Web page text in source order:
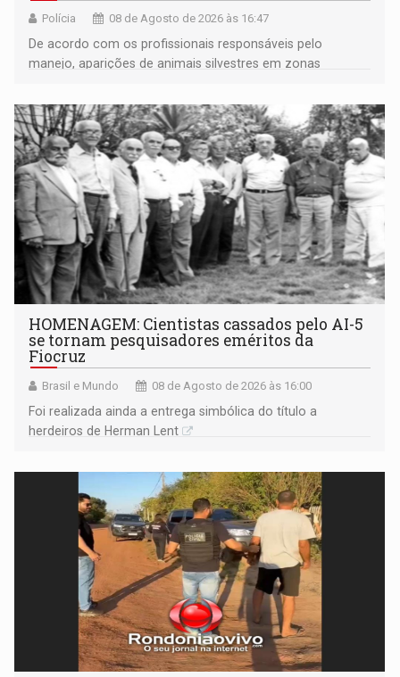
Polícia 08 de Agosto de 2026 às 16:47
De acordo com os profissionais responsáveis pelo
manejo, aparições de animais silvestres em zonas
HOMENAGEM: Cientistas cassados pelo AI-5
se tornam pesquisadores eméritos da
Fiocruz
Brasil e Mundo 08 de Agosto de 2026 às 16:00
Foi realizada ainda a entrega simbólica do título a
herdeiros de Herman Lent